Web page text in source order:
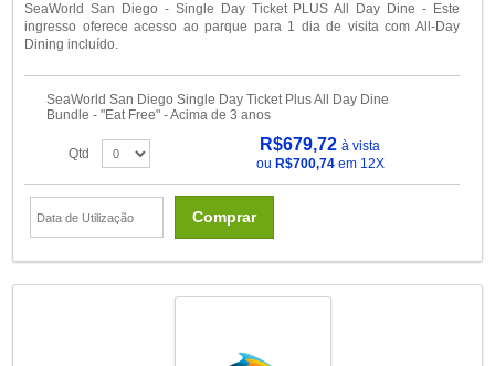
SeaWorld San Diego - Single Day Ticket PLUS All Day Dine - Este
ingresso oferece acesso ao parque para 1 dia de visita com All-Day
Dining incluído.
SeaWorld San Diego Single Day Ticket Plus All Day Dine
Bundle - "Eat Free" - Acima de 3 anos
Qtd R$679,72à vista
ou R$700,74em 12X
Comprar